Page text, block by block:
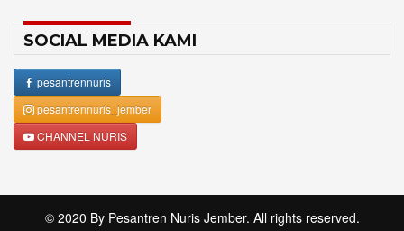
SOCIAL MEDIA KAMI
pesantrennuris
pesantrennuris_jember
CHANNEL NURIS
© 2020 By Pesantren Nuris Jember. All rights reserved.